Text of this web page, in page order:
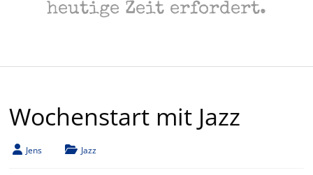
heutige Zeit erfordert.
Wochenstart mit Jazz
Jens Jazz